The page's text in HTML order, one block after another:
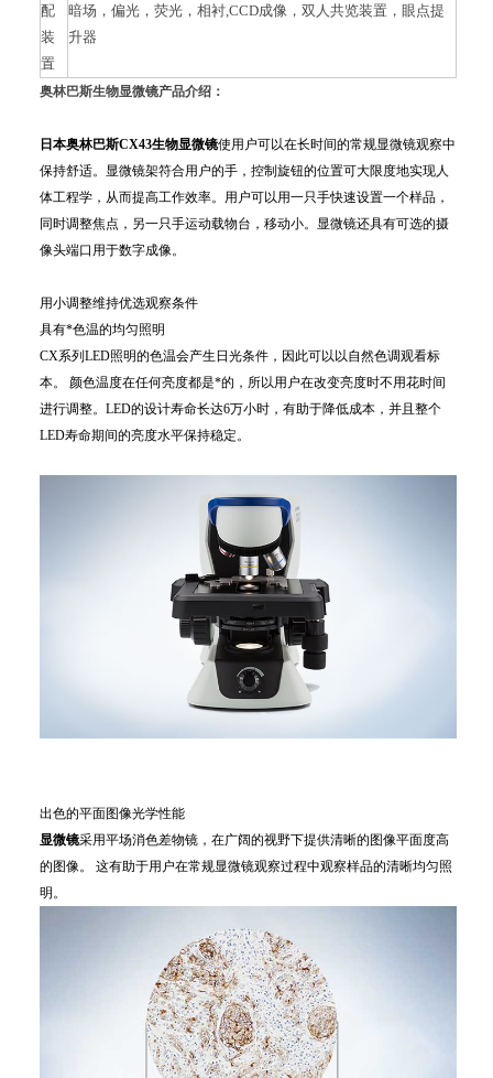
配
装
置
暗场，偏光，荧光，相衬,CCD成像，双人共览装置，眼点提
升器
奥林巴斯生物显微镜产品介绍：
日本奥林巴斯CX43生物显微镜使用户可以在长时间的常规显微镜观察中
保持舒适。显微镜架符合用户的手，控制旋钮的位置可大限度地实现人
体工程学，从而提高工作效率。用户可以用一只手快速设置一个样品，
同时调整焦点，另一只手运动载物台，移动小。显微镜还具有可选的摄
像头端口用于数字成像。
用小调整维持优选观察条件
具有*色温的均匀照明
CX系列LED照明的色温会产生日光条件，因此可以以自然色调观看标
本。 颜色温度在任何亮度都是*的，所以用户在改变亮度时不用花时间
进行调整。LED的设计寿命长达6万小时，有助于降低成本，并且整个
LED寿命期间的亮度水平保持稳定。
出色的平面图像光学性能
显微镜采用平场消色差物镜，在广阔的视野下提供清晰的图像平面度高
的图像。 这有助于用户在常规显微镜观察过程中观察样品的清晰均匀照
明。